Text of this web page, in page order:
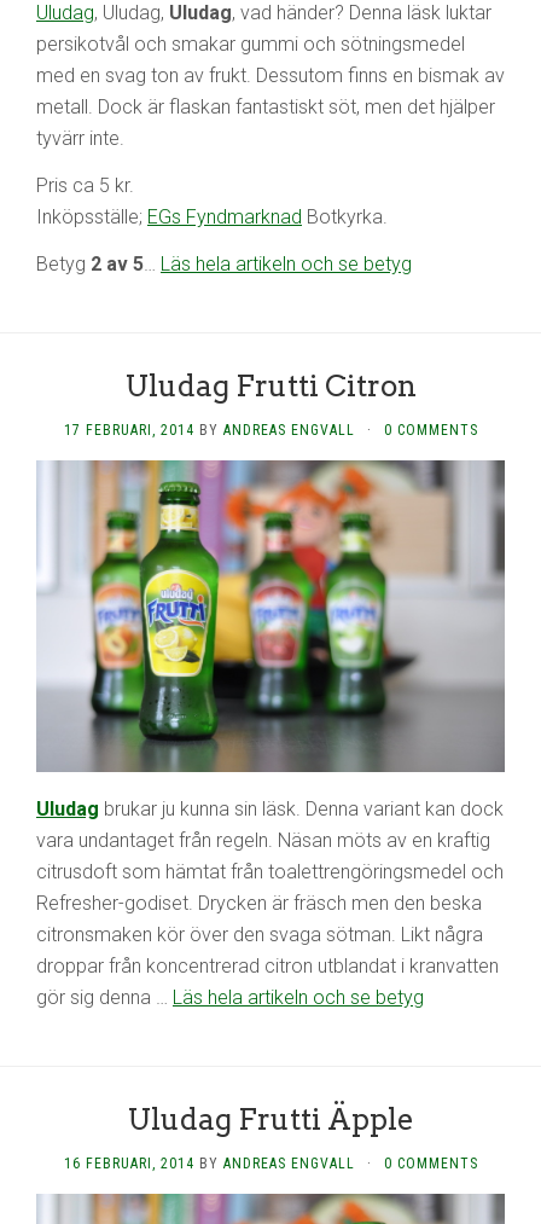
Uludag, Uludag, Uludag, vad händer? Denna läsk luktar
persikotvål och smakar gummi och sötningsmedel
med en svag ton av frukt. Dessutom finns en bismak av
metall. Dock är flaskan fantastiskt söt, men det hjälper
tyvärr inte.
Pris ca 5 kr.
Inköpsställe; EGs Fyndmarknad Botkyrka.
Betyg 2 av 5… Läs hela artikeln och se betyg
Uludag Frutti Citron
17 FEBRUARI, 2014 BY ANDREAS ENGVALL · 0 COMMENTS
Uludag brukar ju kunna sin läsk. Denna variant kan dock
vara undantaget från regeln. Näsan möts av en kraftig
citrusdoft som hämtat från toalettrengöringsmedel och
Refresher-godiset. Drycken är fräsch men den beska
citronsmaken kör över den svaga sötman. Likt några
droppar från koncentrerad citron utblandat i kranvatten
gör sig denna … Läs hela artikeln och se betyg
Uludag Frutti Äpple
16 FEBRUARI, 2014 BY ANDREAS ENGVALL · 0 COMMENTS